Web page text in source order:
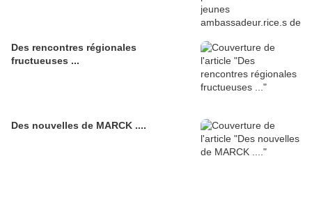
Des rencontres régionales
fructueuses ...
Des nouvelles de MARCK ....